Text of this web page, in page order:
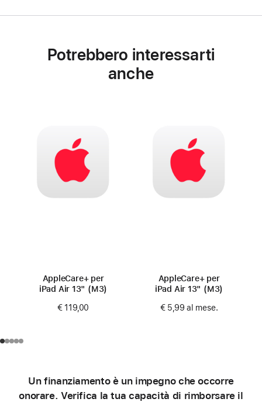
Potrebbero interessarti
anche
AppleCare+ per
iPad Air 13" (M3)
€ 119,00
AppleCare+ per
iPad Air 13" (M3)
€ 5,99 al mese.
Un finanziamento è un impegno che occorre
onorare. Verifica la tua capacità di rimborsare il